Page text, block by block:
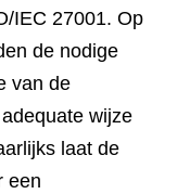
IEC 27001. Op
de nodige
van de
wijze
laat de
een